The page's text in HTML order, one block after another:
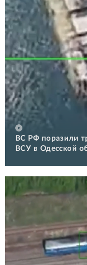
ВС РФ поразили
ВСУ в Одесской